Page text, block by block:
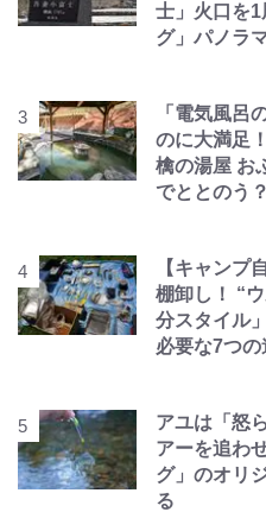
士」火口を
グ」パノラ
「電気風呂
のに大満足
檎の湯屋 お
でととのう
【キャンプ
棚卸し！ “
分スタイル
必要な7つ
アユは「怒
アーを追わ
グ」のオリ
る